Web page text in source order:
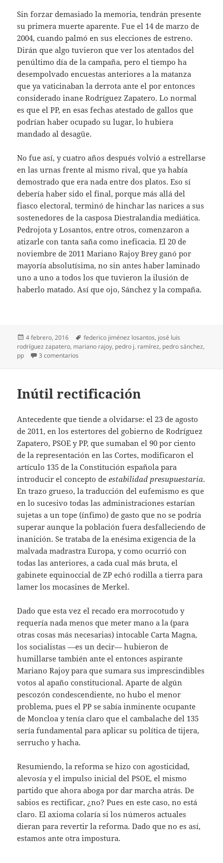
Sin forzar demasiado la memoria, tendrán presente
su primera muerte aparente. Fue el 14 de marzo de
2004, cuando palmó en sus elecciones de estreno.
Dirán que algo tuvieron que ver los atentados del
penúltimo día de la campaña, pero el tiempo ha
desempolvado encuestas anteriores a la matanza
que ya vaticinaban la derrota ante el por entonces
considerado inane Rodríguez Zapatero. Lo normal
es que el PP, en esas fechas atestado de gallos que
podrían haber ocupado su lugar, lo hubiera
mandado al desagüe.
No fue así, y cuatro años después volvió a estrellarse
en las urnas frente al mismo rival, que ya había
demostrado que era nada entre dos platos. Eso sí
debería haber sido el final, porque más allá del
fiasco electoral, terminó de hinchar las narices a sus
sostenedores de la casposa Diestralandia mediática.
Pedrojota y Losantos, entre otros, comenzaron a
atizarle con tanta saña como ineficacia. El 20 de
noviembre de 2011 Mariano Rajoy Brey ganó por
mayoría absolutísima, no sin antes haber laminado
uno a uno a todos los que tuvieron la ilusión de
haberlo matado. Así que ojo, Sánchez y la compaña.
Publicado
el
4 febrero, 2016 Etiquetas
federico jiménez losantos, josé luis
rodríguez zapatero, mariano rajoy, pedro j. ramírez, pedro sánchez,
pp
3 comentarios
Inútil rectificación
Antecedente que tiende a olvidarse: el 23 de agosto
de 2011, en los estertores del gobierno de Rodríguez
Zapatero, PSOE y PP, que sumaban el 90 por ciento
de la representación en las Cortes, modificaron el
artículo 135 de la Constitución española para
introducir el concepto deestabilidad presupuestaria.
En trazo grueso, la traducción del eufemismo es que
en lo sucesivo todas las administraciones estarían
sujetas a un tope (ínfimo) de gasto que no se podría
superar aunque la población fuera desfalleciendo de
inanición. Se trataba de la enésima exigencia de la
malvada madrastra Europa, y como ocurrió con
todas las anteriores, a cada cual más bruta, el
gabinete equinoccial de ZP echó rodilla a tierra para
lamer los mocasines de Merkel.
Dado que esta vez el recado era morrocotudo y
requería nada menos que meter mano a la (para
otras cosas más necesarias) intocable Carta Magna,
los socialistas —es un decir— hubieron de
humillarse también ante el entonces aspirante
Mariano Rajoy para que sumara sus imprescindibles
votos al apaño constitucional. Aparte de algún
pescozón condescendiente, no hubo el menor
problema, pues el PP se sabía inminente ocupante
de Moncloa y tenía claro que el cambalache del 135
sería fundamental para aplicar su política de tijera,
serrucho y hacha.
Resumiendo, la reforma se hizo con agosticidad,
alevosía y el impulso inicial del PSOE, el mismo
partido que ahora aboga por dar marcha atrás. De
sabios es rectificar, ¿no? Pues en este caso, no está
claro. El axioma colaría si los números actuales
dieran para revertir la reforma. Dado que no es así,
estamos ante otra impostura.